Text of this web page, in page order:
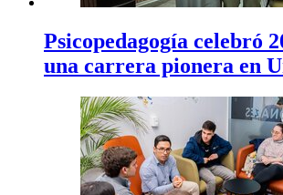
Psicopedagogía celebró
una carrera pionera en